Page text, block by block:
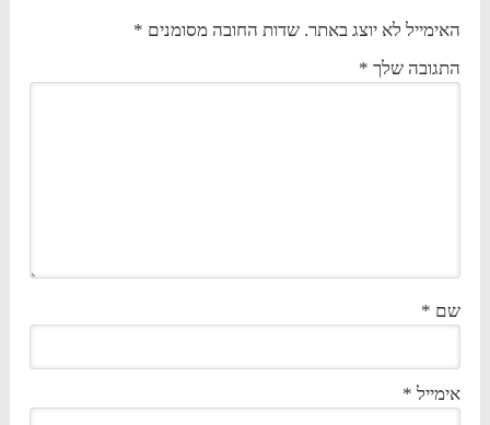
האימייל לא יוצג באתר. שדות החובה מסומנים *
התגובה שלך *
שם *
אימייל *